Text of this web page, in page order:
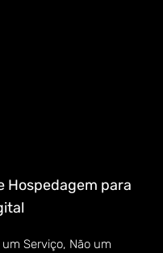
Hospedagem para
Serviço, Não um